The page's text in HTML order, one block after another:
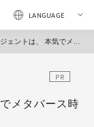
でメタバース時代のクリエイターに投資する
PR
メタバース時